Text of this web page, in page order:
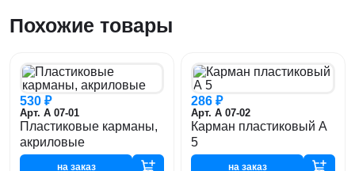
Похожие товары
530 ₽
Арт. А 07-01
Пластиковые карманы,
акриловые
на заказ
286 ₽
Арт. А 07-02
Карман пластиковый А
5
на заказ